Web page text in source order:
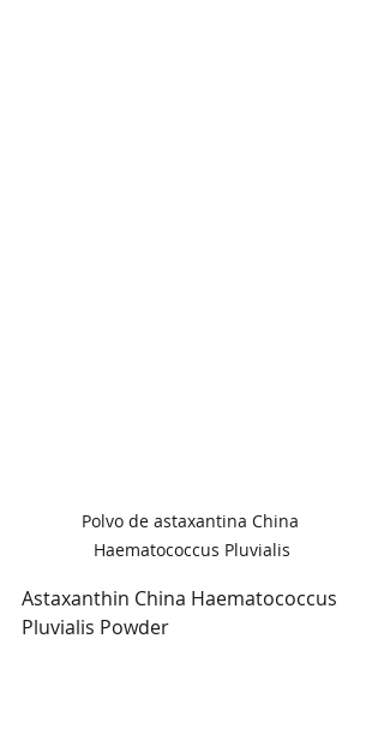
Polvo de astaxantina China
Haematococcus Pluvialis
Astaxanthin China Haematococcus
Pluvialis Powder